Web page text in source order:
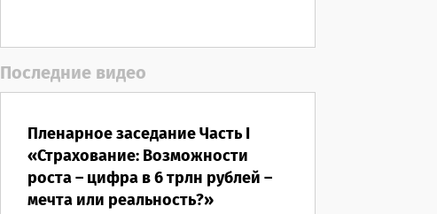
Последние видео
Пленарное заседание Часть I
«Страхование: Возможности
роста – цифра в 6 трлн рублей –
мечта или реальность?»